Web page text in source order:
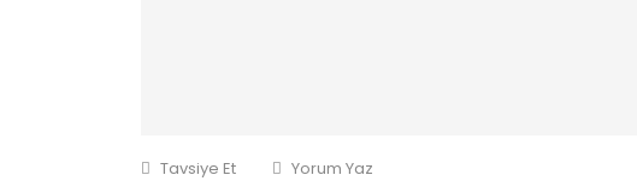
Tavsiye Et Yorum Yaz